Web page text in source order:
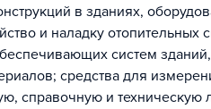
в зданиях,
и наладку отопительных
систем
средства для
справочную и техническую